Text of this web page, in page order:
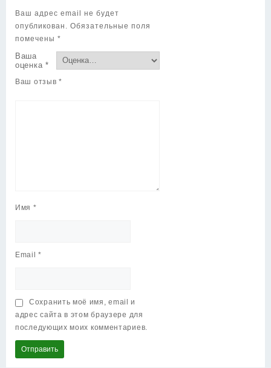
Ваш адрес email не будет
опубликован.
Обязательные поля
помечены *
Ваша
оценка *
Ваш отзыв *
Имя *
Email*
Сохранить моё имя, email и
адрес сайта в этом браузере для
последующих моих комментариев.